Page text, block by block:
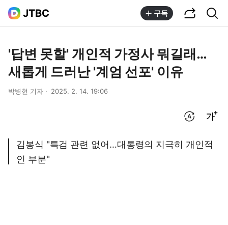
JTBC 구독
'답변 못할' 개인적 가정사 뭐길래…
새롭게 드러난 '계엄 선포' 이유
박병현 기자 2025. 2. 14. 19:06
김봉식 "특검 관련 없어…대통령의 지극히 개인적
인 부분"